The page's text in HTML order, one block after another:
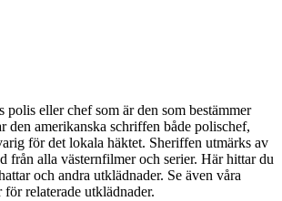
polis eller chef som är den som bestämmer
den amerikanska schriffen både polischef,
för det lokala häktet. Sheriffen utmärks av
från alla västernfilmer och serier. Här hittar du
och andra utklädnader. Se även våra
relaterade utklädnader.